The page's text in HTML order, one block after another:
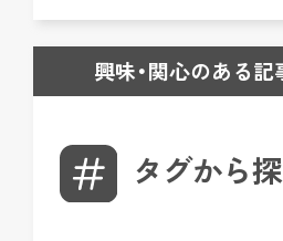
興味・関心のある
タグから